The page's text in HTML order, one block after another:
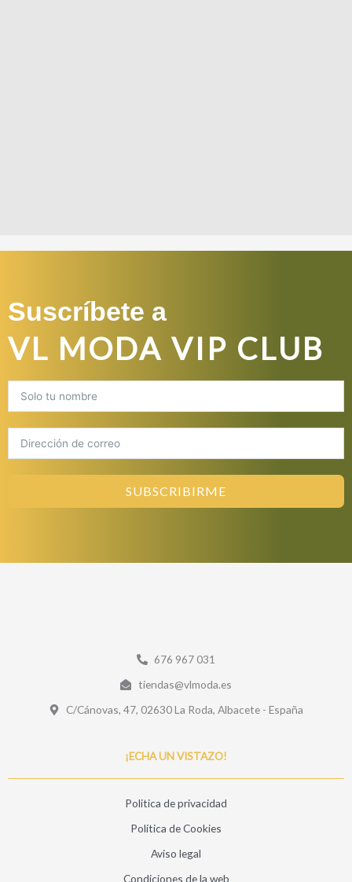
Suscríbete a
VL MODA VIP CLUB
SUBSCRIBIRME
676 967 031
tiendas@vlmoda.es
C/Cánovas, 47, 02630 La Roda, Albacete - España
¡ECHA UN VISTAZO!
Politica de privacidad
Política de Cookies
Aviso legal
Condiciones de la web